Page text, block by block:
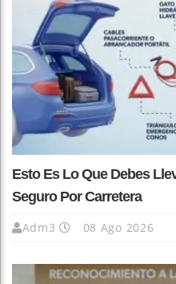
Esto Es Lo Que Debes
Seguro Por Carretera
Adm3 08 Ago 2026